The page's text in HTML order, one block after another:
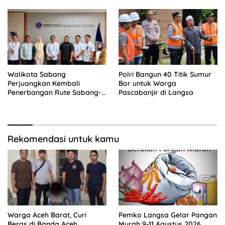
Walikota Sabang
Perjuangkan Kembali
Penerbangan Rute Sabang-
Polri Bangun 40 Titik Sumur
Bor untuk Warga
Pascabanjir di Langsa
Rekomendasi untuk kamu
Warga Aceh Barat, Curi
Pemko Langsa Gelar Pangan